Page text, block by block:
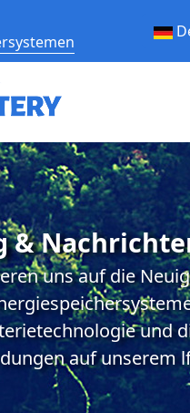
&
uns auf die
und
auf unserem